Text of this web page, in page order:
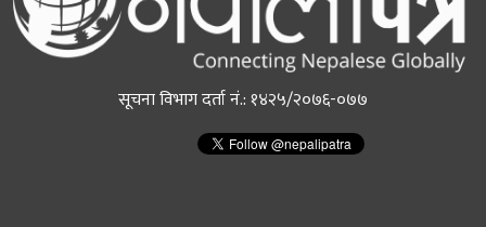
सूचना विभाग दर्ता नं.: १४२५/२०७६-०७७